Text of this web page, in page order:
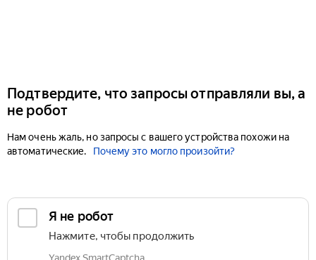
Подтвердите, что запросы отправляли вы, а
не робот
Нам очень жаль, но запросы с вашего устройства похожи на
автоматические.
Почему это могло произойти?